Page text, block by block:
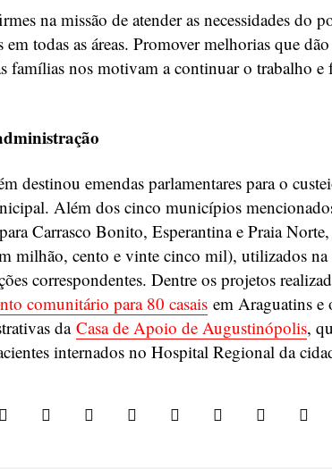
na missão de atender as necessidades do
em todas as áreas. Promover melhorias que
famílias nos motivam a continuar o trabalho e
destinou emendas parlamentares para o
Além dos cinco municípios
Carrasco Bonito, Esperantina e Praia
milhão, cento e vinte cinco mil), utilizados na
correspondentes. Dentre os projetos
comunitário para 80 casais em Araguatins e
daCasa de Apoio de Augustinópolis,
internados no Hospital Regional da